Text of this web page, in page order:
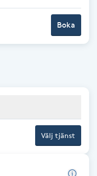
Boka
Välj tjänst